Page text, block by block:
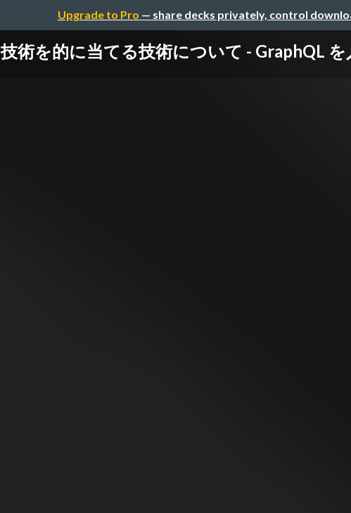
Upgrade to Pro — share decks privately, control
技術を的に当てる技術について - GraphQL